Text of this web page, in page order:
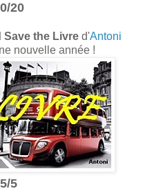
20
Save the Livre d'Antoni
nouvelle année !
5/5